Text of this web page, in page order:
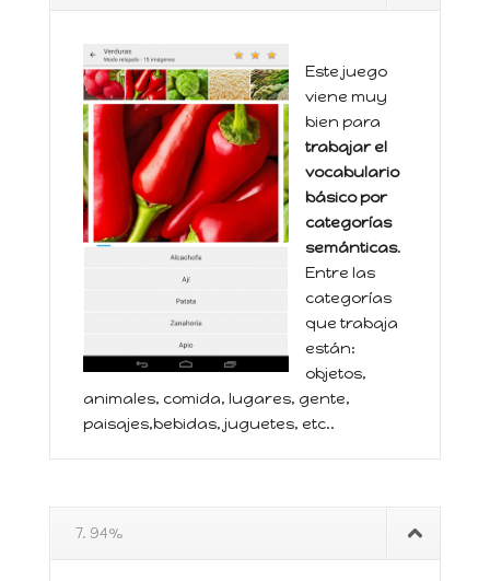
Este juego
viene muy
bien para
trabajar el
vocabulario
básico por
categorías
semánticas.
Entre las
categorías
que trabaja
están:
objetos,
animales, comida, lugares, gente,
paisajes,bebidas, juguetes, etc..
7. 94%